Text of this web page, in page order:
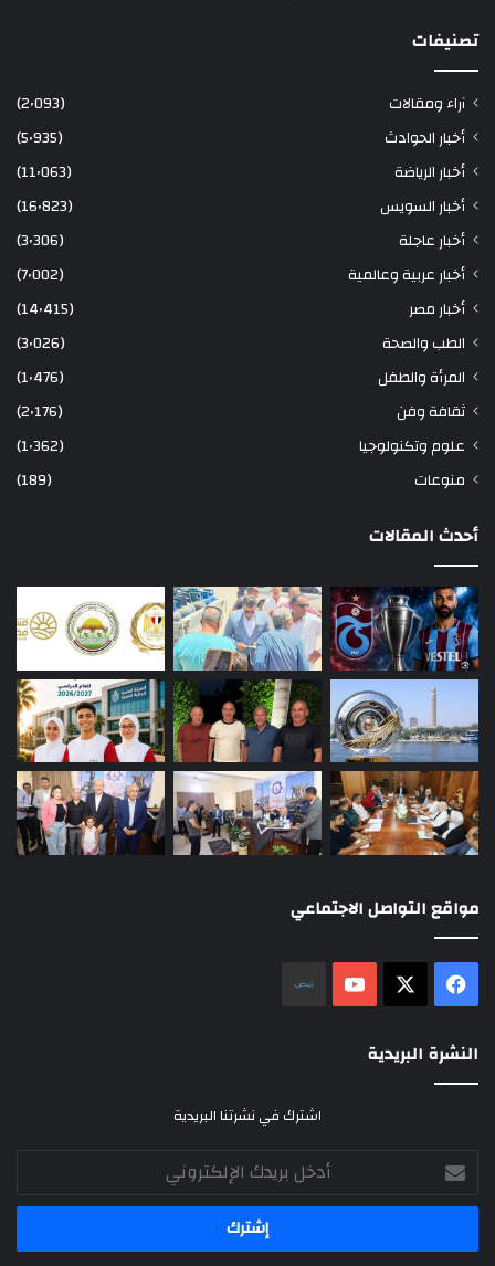
تصنيفات
آراء ومقالات
(2٬093)
أخبار الحوادث
(5٬935)
أخبار الرياضة
(11٬063)
أخبار السويس
(16٬823)
أخبار عاجلة
(3٬306)
أخبار عربية وعالمية
(7٬002)
أخبار مصر
(14٬415)
الطب والصحة
(3٬026)
المرأة والطفل
(1٬476)
ثقافة وفن
(2٬176)
علوم وتكنولوجيا
(1٬362)
منوعات
(189)
أحدث المقالات
مواقع التواصل الاجتماعي
فيسبوك ‫YouTube
النشرة البريدية
اشترك في نشرتنا البريدية
أدخل
بريدك
الإلكتروني